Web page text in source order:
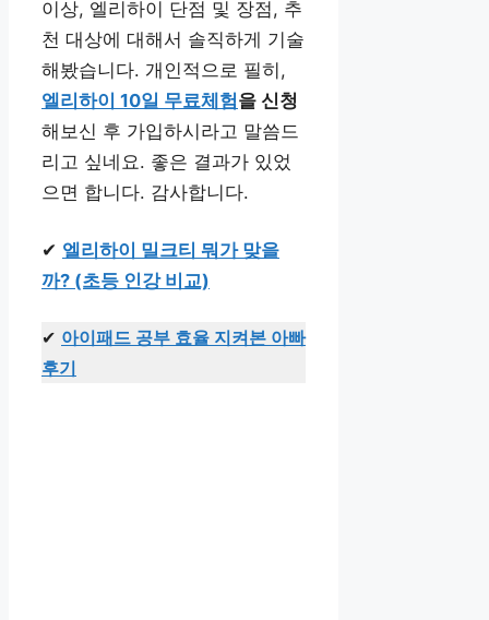
이상, 엘리하이 단점 및 장점, 추
천 대상에 대해서 솔직하게 기술
해봤습니다. 개인적으로 필히,
엘리하이 10일 무료체험을 신청
해보신 후 가입하시라고 말씀드
리고 싶네요. 좋은 결과가 있었
으면 합니다. 감사합니다.
✔ 엘리하이 밀크티 뭐가 맞을
까? (초등 인강 비교)
✔ 아이패드 공부 효율 지켜본 아빠
후기